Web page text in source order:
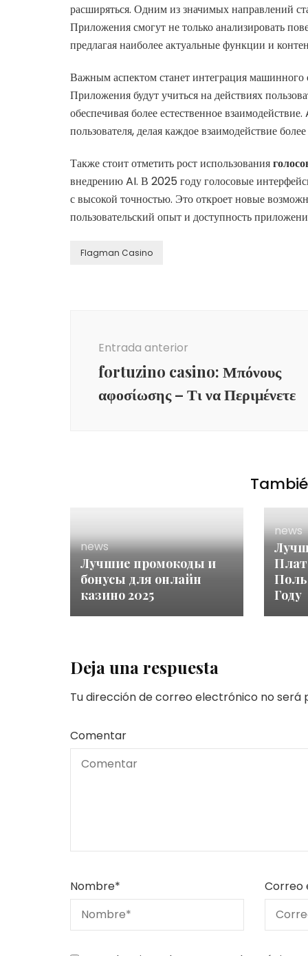
расширяться. Одним из значимых направлений
Приложения смогут не только анализировать
предлагая наиболее актуальные функции и
Важным аспектом станет интеграция машинного
Приложения будут учиться на действиях
обеспечивая более естественное
пользователя, делая каждое взаимодействие
Также стоит отметить рост использования
внедрению AI. В 2025 году голосовые
с высокой точностью. Это откроет новые
пользовательский опыт и доступность
Flagman Casino
entradas
Entrada anterior
fortuzino casino: Μπόνους
αφοσίωσης – Τι να Περιμένετε
news
Лучшие промокоды и
бонусы для онлайн
казино 2025
news
Году
Deja una respuesta
Tu dirección de correo electrónico no será
Comentar
Nombre* Correo